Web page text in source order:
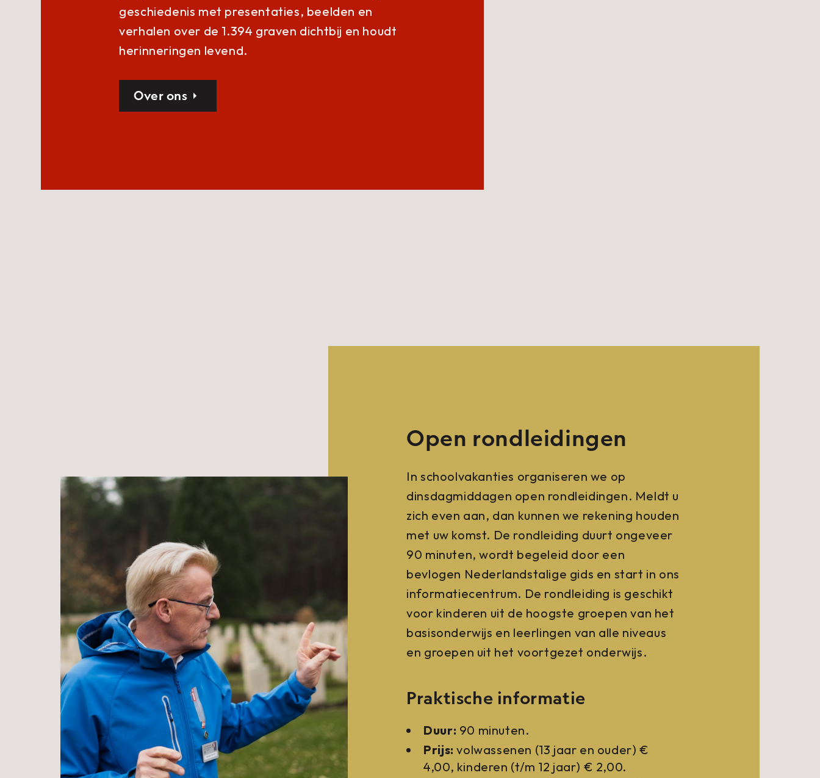
geschiedenis met presentaties, beelden en
verhalen over de 1.394 graven dichtbij en houdt
herinneringen levend.
Over ons
Open rondleidingen
In schoolvakanties organiseren we op
dinsdagmiddagen open rondleidingen. Meldt u
zich even aan, dan kunnen we rekening houden
met uw komst. De rondleiding duurt ongeveer
90 minuten, wordt begeleid door een
bevlogen Nederlandstalige gids en start in ons
informatiecentrum. De rondleiding is geschikt
voor kinderen uit de hoogste groepen van het
basisonderwijs en leerlingen van alle niveaus
en groepen uit het voortgezet onderwijs.
Praktische informatie
Duur: 90 minuten.
Prijs:volwassenen (13 jaar en ouder) €
4,00, kinderen (t/m 12 jaar) € 2,00.